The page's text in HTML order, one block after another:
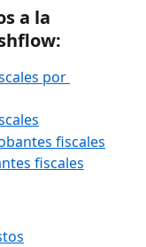
a la
por
fiscales
fiscales